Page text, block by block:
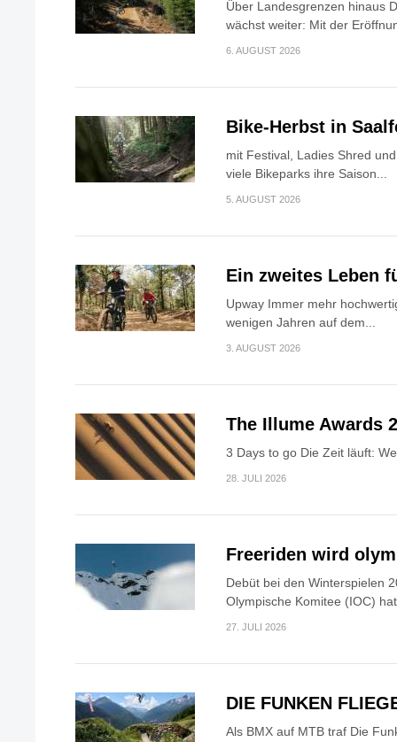
Über Landesgrenzen hinaus
wächst weiter: Mit der
6. AUGUST 2026
Bike-Herbst in
mit Festival, Ladies Shred
viele Bikeparks ihre Saison...
5. AUGUST 2026
Ein zweites Leben
Upway Immer mehr
wenigen Jahren auf dem...
3. AUGUST 2026
The Illume Awards
3 Days to go Die Zeit läuft:
28. JULI 2026
Freeriden wird
Debüt bei den Winterspielen
Olympische Komitee (IOC)
27. JULI 2026
DIE FUNKEN
Als BMX auf MTB traf Die